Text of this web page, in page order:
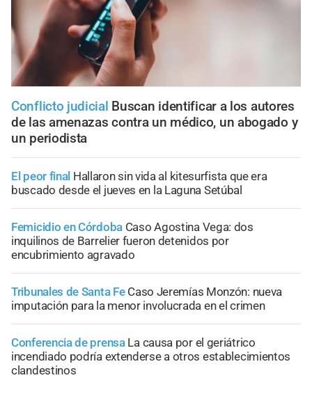
Conflicto judicial Buscan identificar a los autores
de las amenazas contra un médico, un abogado y
un periodista
El peor final Hallaron sin vida al kitesurfista que era
buscado desde el jueves en la Laguna Setúbal
Femicidio en Córdoba Caso Agostina Vega: dos
inquilinos de Barrelier fueron detenidos por
encubrimiento agravado
Tribunales de Santa Fe Caso Jeremías Monzón: nueva
imputación para la menor involucrada en el crimen
Conferencia de prensa La causa por el geriátrico
incendiado podría extenderse a otros establecimientos
clandestinos